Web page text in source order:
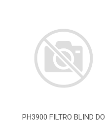
PH3900 FILTRO BLIND DO